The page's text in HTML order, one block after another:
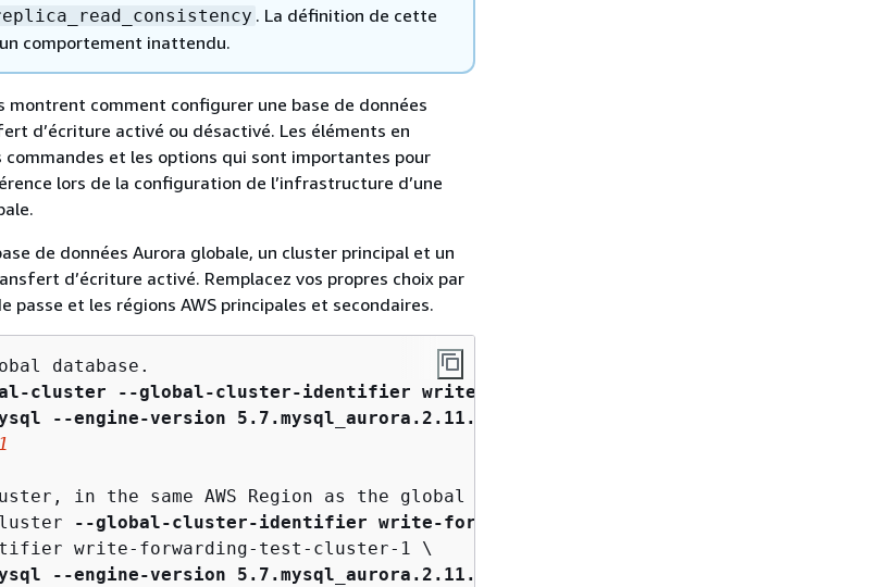
. La définition de cette
comportement inattendu.
montrent comment configurer une base de données
d’écriture activé ou désactivé. Les éléments en
et les options qui sont importantes pour
lors de la configuration de l’infrastructure d’une
de données Aurora globale, un cluster principal et un
d’écriture activé. Remplacez vos propres choix par
passe et les régions AWS principales et secondaires.
database.
cluster --global-cluster-identifier write-forwarding-test
--engine-version 5.7.mysql_aurora.2.11.1
in the same AWS Region as the global database.
--global-cluster-identifier write-forwarding-test
write-forwarding-test-cluster-1 \
--engine-version 5.7.mysql_aurora.2.11.1